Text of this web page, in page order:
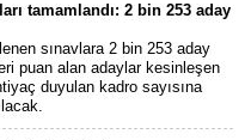
tamamlandı: 2 bin 253 aday
sınavlara 2 bin 253 aday
puan alan adaylar kesinleşen
duyulan kadro sayısına